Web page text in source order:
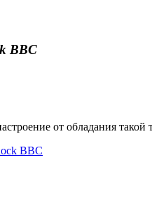
BBC
от обладания